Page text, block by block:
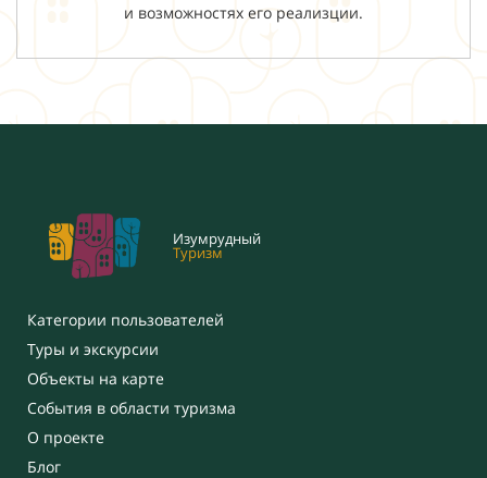
и возможностях его реализции.
Изумрудный
Туризм
Категории пользователей
Туры и экскурсии
Объекты на карте
События в области туризма
О проекте
Блог